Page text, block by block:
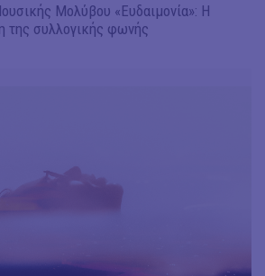
Μολύβου «Ευδαιμονία»: Η
της συλλογικής φωνής